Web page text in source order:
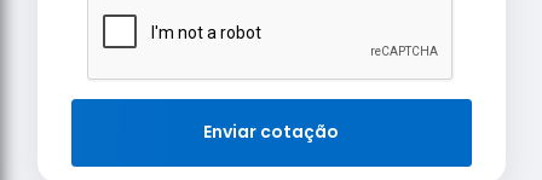
Enviar cotação